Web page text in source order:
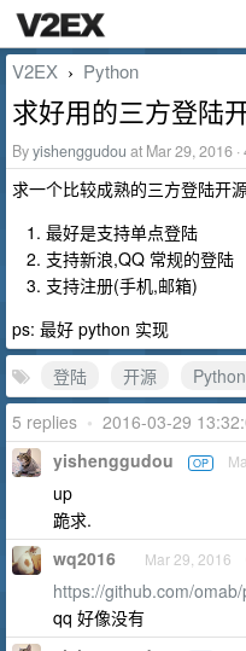
V2EX › Python
求好用的三方登陆
Byyishenggudou at Mar 29, 2016
求一个比较成熟的三方登陆开
最好是支持单点登陆
支持新浪,QQ 常规的登陆
支持注册(手机,邮箱)
ps: 最好 python 实现
登陆
开源 Python
5 replies • 2016-03-29
yishenggudou OP
up
跪求.
wq2016 Mar 29, 2016
https://github.com/
qq 好像没有